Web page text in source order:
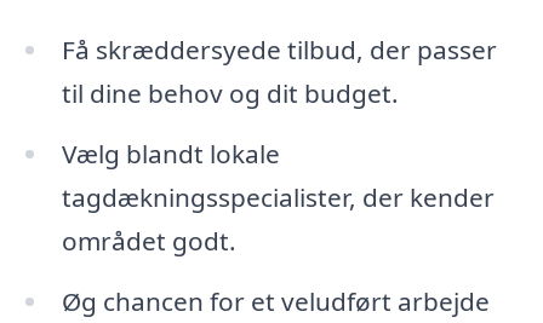
Få skræddersyede tilbud, der passer
til dine behov og dit budget.
Vælg blandt lokale
tagdækningsspecialister, der kender
området godt.
Øg chancen for et veludført arbejde